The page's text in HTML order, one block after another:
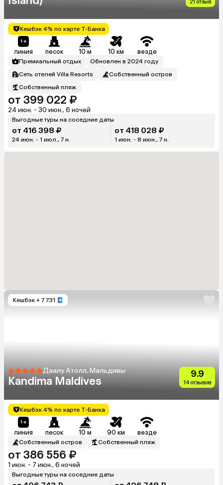
21 отзыв
Кешбэк 4% по карте Т-Банка
линия песок 10 м 10 км везде
Премиальный отдых
Обновлен в 2024 году
Сеть отелей Villa Resorts
Собственный остров
Собственный пляж
от 399 022 ₽
24 июн. - 30 июн., 6 ночей
Выгодные туры на соседние даты
от 416 398 ₽
24 июн. - 1 июл., 7 н.
от 418 028 ₽
1 июн. - 8 июн., 7 н.
Кешбэк + 7 731
Даалу Атолл, Мальдивы
Kandima Maldives
9.9
14 отзывов
Кешбэк 4% по карте Т-Банка
линия песок 10 м 90 км везде
Собственный остров Собственный пляж
от 386 556 ₽
1 июн. - 7 июн., 6 ночей
Выгодные туры на соседние даты